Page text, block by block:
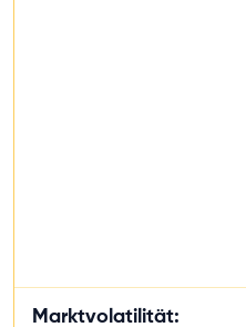
Marktvolatilität: